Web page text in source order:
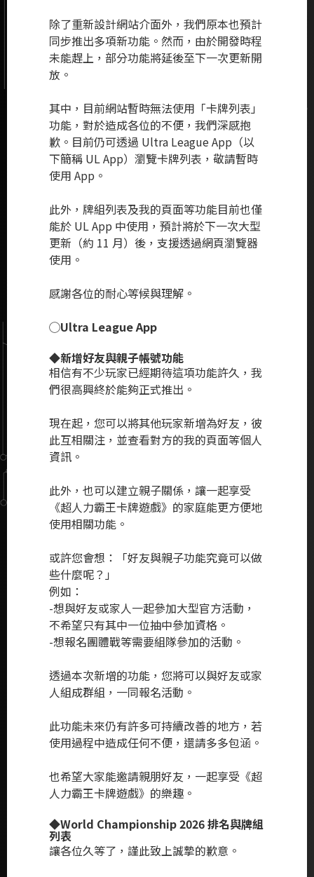
除了重新設計網站介面外，我們原本也預計
同步推出多項新功能。然而，由於開發時程
未能趕上，部分功能將延後至下一次更新開
放。
其中，目前網站暫時無法使用「卡牌列表」
功能，對於造成各位的不便，我們深感抱
歉。目前仍可透過 Ultra League App（以
下簡稱 UL App）瀏覽卡牌列表，敬請暫時
使用 App。
此外，牌組列表及我的頁面等功能目前也僅
能於 UL App 中使用，預計將於下一次大型
更新（約 11 月）後，支援透過網頁瀏覽器
使用。
感謝各位的耐心等候與理解。
◯Ultra League App
◆新增好友與親子帳號功能
相信有不少玩家已經期待這項功能許久，我
們很高興終於能夠正式推出。
現在起，您可以將其他玩家新增為好友，彼
此互相關注，並查看對方的我的頁面等個人
資訊。
此外，也可以建立親子關係，讓一起享受
《超人力霸王卡牌遊戲》的家庭能更方便地
使用相關功能。
或許您會想：「好友與親子功能究竟可以做
些什麼呢？」
例如：
-想與好友或家人一起參加大型官方活動，
不希望只有其中一位抽中參加資格。
-想報名團體戰等需要組隊參加的活動。
透過本次新增的功能，您將可以與好友或家
人組成群組，一同報名活動。
此功能未來仍有許多可持續改善的地方，若
使用過程中造成任何不便，還請多多包涵。
也希望大家能邀請親朋好友，一起享受《超
人力霸王卡牌遊戲》的樂趣。
◆World Championship 2026 排名與牌組
列表
讓各位久等了，謹此致上誠摯的歉意。